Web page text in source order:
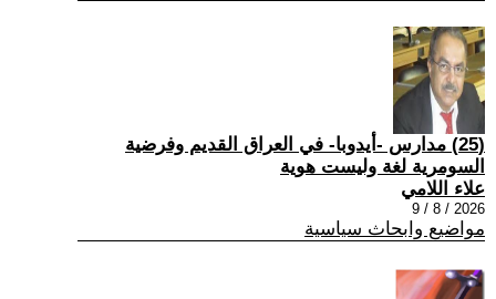
(25) مدارس -أيدوبا- في العراق القديم وفرضية
السومرية لغة وليست هوية
علاء اللامي
2026 / 8 / 9
مواضيع وابحاث سياسية